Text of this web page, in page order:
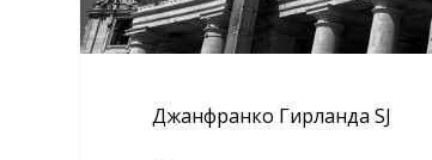
Джанфранко Гирланда SJ